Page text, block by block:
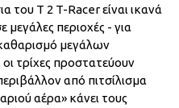
του T 2 T-Racer είναι ικανά
περιοχές - για
μεγάλων
τρίχες προστατεύουν
από πιτσίλισμα
αέρα» κάνει τους